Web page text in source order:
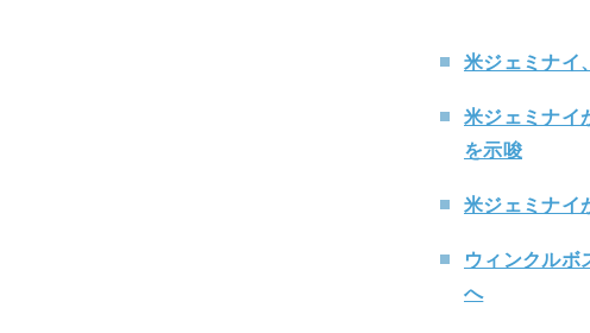
米ジェミナイ
米ジェミナイ
を示唆
米ジェミナイ
ウィンクルボ
へ